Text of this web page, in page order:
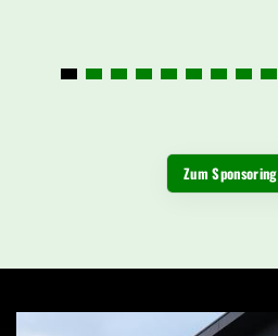
Zum Sponsoring